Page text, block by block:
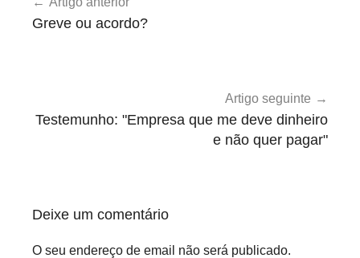
o
d
deGreve ou acordo?
Artigo seguinte
Testemunho: "Empresa que me deve dinheiro
e não quer pagar"
Deixe um comentário
O seu endereço de email não será publicado.